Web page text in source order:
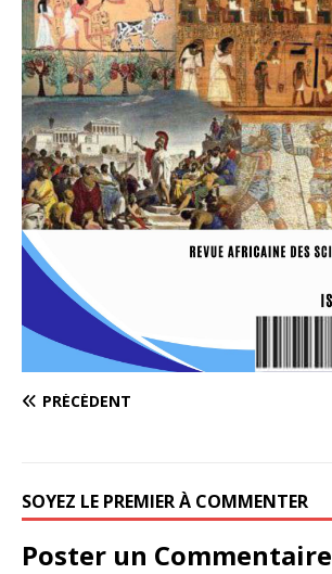
PRÉCÉDENT
SOYEZ LE PREMIER À COMMENTER
Poster un Commentaire